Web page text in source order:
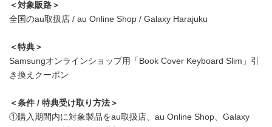
＜対象販路＞
全国のau取扱店 / au Online Shop / Galaxy Harajuku
＜特典＞
Samsungオンラインショップ用「Book Cover Keyboard Slim」引
き換えクーポン
＜条件 / 特典受け取り方法＞
①購入期間内に対象製品をau取扱店、au Online Shop、Galaxy